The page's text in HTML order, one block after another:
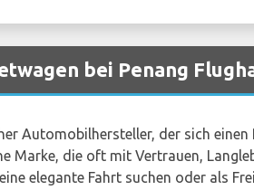
bei Penang
Automobilhersteller, der sich
Marke, die oft mit Vertrauen,
elegante Fahrt suchen oder als